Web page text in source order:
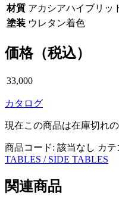
材質 アカシアハイブリッ
塗装 ウレタン着色
価格（税込）
33,000
カタログ
現在この商品は在庫切れ
商品コード: 該当なし カテ
TABLES / SIDE TABLES
関連商品